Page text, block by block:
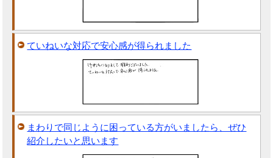
ていねいな対応で安心感が得られました
まわりで同じように困っている方がいましたら、ぜひ
紹介したいと思います